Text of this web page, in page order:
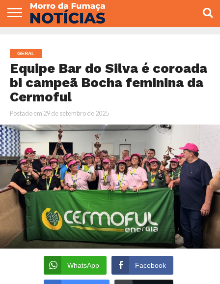
VEREADORES
GERAL
Equipe Bar do Silva é coroada
bi campeã Bocha feminina da
Cermoful
Postado em 29 de setembro de 2025
WhatsApp Facebook